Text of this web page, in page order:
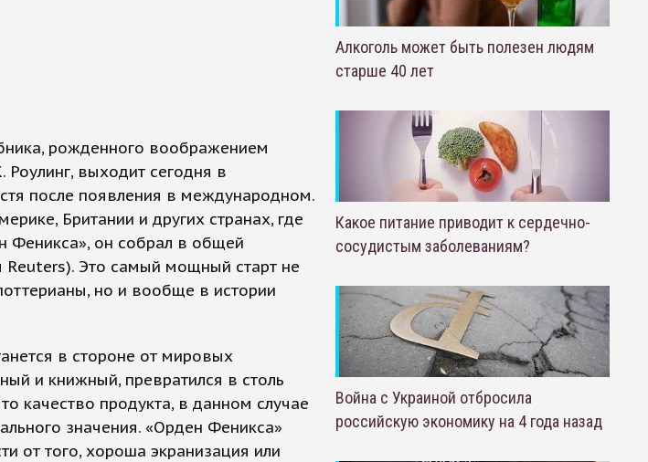
рожденного воображением
выходит сегодня в
после появления в международном.
Британии и других странах, где
Феникса», он собрал в общей
Это самый мощный старт не
но и вообще в истории
в стороне от мировых
и книжный, превратился в столь
качество продукта, в данном случае
значения. «Орден Феникса»
от того, хороша экранизация или
Алкоголь может быть полезен людям
старше 40 лет
Какое питание приводит к сердечно-
сосудистым заболеваниям?
Война с Украиной отбросила
российскую экономику на 4 года назад